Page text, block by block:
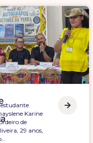
Karine
de
29 anos,